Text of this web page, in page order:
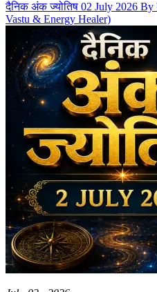
दैनिक अंक ज्योतिष 02 July 2026
Vastu & Energy Healer)